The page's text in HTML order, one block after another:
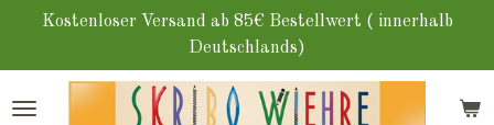
Zum
springen
Kostenloser Versand ab 85€ Bestellwert ( innerhalb
Deutschlands)